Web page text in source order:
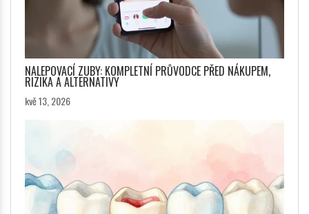
NALEPOVACÍ ZUBY: KOMPLETNÍ PRŮVODCE PŘED NÁKUPEM,
RIZIKA A ALTERNATIVY
kvě 13, 2026